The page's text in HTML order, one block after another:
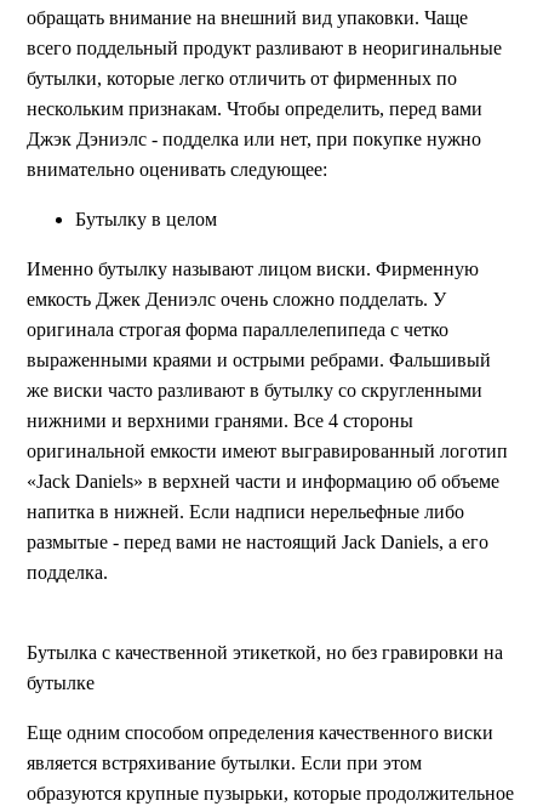
обращать внимание на внешний вид упаковки. Чаще
всего поддельный продукт разливают в неоригинальные
бутылки, которые легко отличить от фирменных по
нескольким признакам. Чтобы определить, перед вами
Джэк Дэниэлс - подделка или нет, при покупке нужно
внимательно оценивать следующее:
Бутылку в целом
Именно бутылку называют лицом виски. Фирменную
емкость Джек Дениэлс очень сложно подделать. У
оригинала строгая форма параллелепипеда с четко
выраженными краями и острыми ребрами. Фальшивый
же виски часто разливают в бутылку со скругленными
нижними и верхними гранями. Все 4 стороны
оригинальной емкости имеют выгравированный логотип
«Jack Daniels» в верхней части и информацию об объеме
напитка в нижней. Если надписи нерельефные либо
размытые - перед вами не настоящий Jack Daniels, а его
подделка.
Бутылка с качественной этикеткой, но без гравировки на
бутылке
Еще одним способом определения качественного виски
является встряхивание бутылки. Если при этом
образуются крупные пузырьки, которые продолжительное